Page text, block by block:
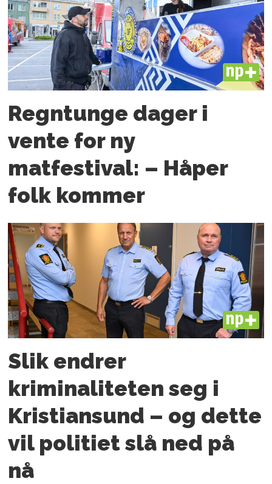
PLUS
Regntunge dager i
vente for ny
matfestival: – Håper
folk kommer
PLUS
Slik endrer
kriminaliteten seg i
Kristiansund – og dette
vil politiet slå ned på
nå